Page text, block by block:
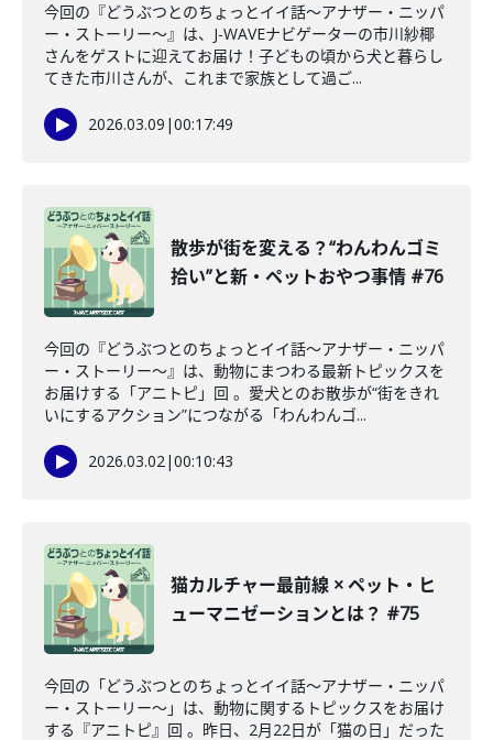
今回の『どうぶつとのちょっとイイ話〜アナザー・ニッパ
ー・ストーリー〜』は、J-WAVEナビゲーターの市川紗椰
さんをゲストに迎えてお届け！子どもの頃から犬と暮らし
てきた市川さんが、これまで家族として過ご...
2026.03.09 |00:17:49
散歩が街を変える？“わんわんゴミ
拾い”と新・ペットおやつ事情 #76
今回の『どうぶつとのちょっとイイ話〜アナザー・ニッパ
ー・ストーリー〜』は、動物にまつわる最新トピックスを
お届けする「アニトピ」回 。愛犬とのお散歩が“街をきれ
いにするアクション”につながる「わんわんゴ...
2026.03.02|00:10:43
猫カルチャー最前線 × ペット・ヒ
ューマニゼーションとは？ #75
今回の「どうぶつとのちょっとイイ話〜アナザー・ニッパ
ー・ストーリー〜」は、動物に関するトピックスをお届け
する『アニトピ』回 。昨日、2月22日が「猫の日」だった